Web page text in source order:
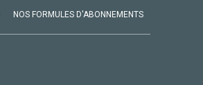
NOS FORMULES D'ABONNEMENTS